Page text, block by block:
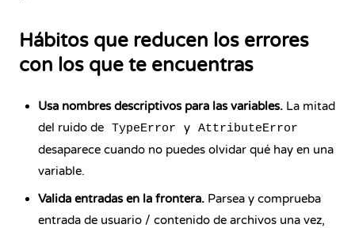
Hábitos que reducen los errores
con los que te encuentras
Usa nombres descriptivos para las variables. La mitad
del ruido de TypeError y AttributeError
desaparece cuando no puedes olvidar qué hay en una
variable.
Valida entradas en la frontera. Parsea y comprueba
entrada de usuario / contenido de archivos una vez,